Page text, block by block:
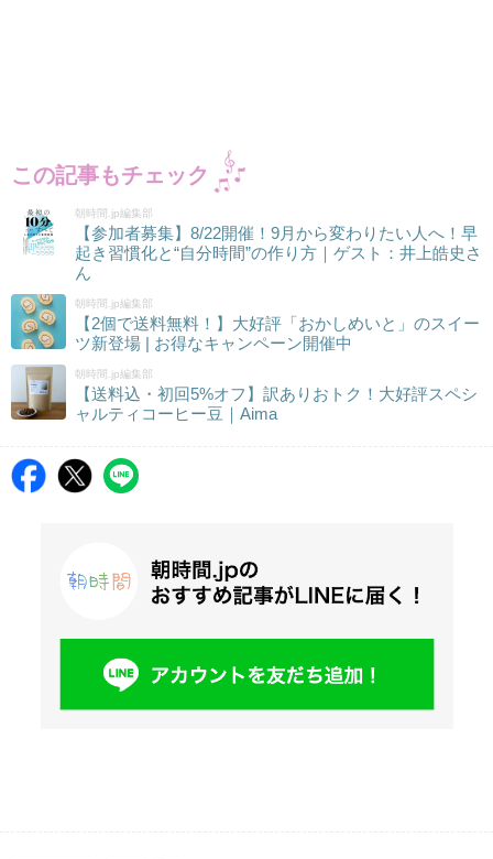
この記事もチェック
朝時間.jp編集部
【参加者募集】8/22開催！9月から変わりたい人へ！早
起き習慣化と“自分時間”の作り方｜ゲスト：井上皓史さ
ん
朝時間.jp編集部
【2個で送料無料！】大好評「おかしめいと」のスイー
ツ新登場 | お得なキャンペーン開催中
朝時間.jp編集部
【送料込・初回5%オフ】訳ありおトク！大好評スペシ
ャルティコーヒー豆｜Aima